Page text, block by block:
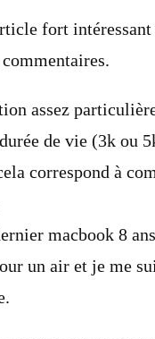
fort intéressant
assez
de vie (3k ou
correspond à
macbook 8
un air et je me